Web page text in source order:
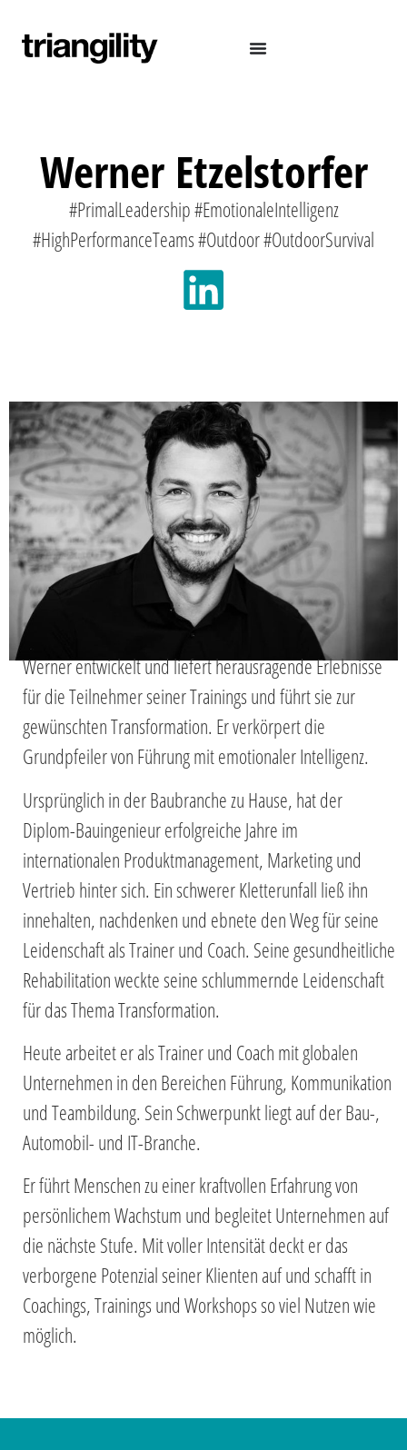
Werner Etzelstorfer
#PrimalLeadership #EmotionaleIntelligenz
#HighPerformanceTeams #Outdoor #OutdoorSurvival
Werner entwickelt und liefert herausragende Erlebnisse
für die Teilnehmer seiner Trainings und führt sie zur
gewünschten Transformation. Er verkörpert die
Grundpfeiler von Führung mit emotionaler Intelligenz.
Ursprünglich in der Baubranche zu Hause, hat der
Diplom-Bauingenieur erfolgreiche Jahre im
internationalen Produktmanagement, Marketing und
Vertrieb hinter sich. Ein schwerer Kletterunfall ließ ihn
innehalten, nachdenken und ebnete den Weg für seine
Leidenschaft als Trainer und Coach. Seine gesundheitliche
Rehabilitation weckte seine schlummernde Leidenschaft
für das Thema Transformation.
Heute arbeitet er als Trainer und Coach mit globalen
Unternehmen in den Bereichen Führung, Kommunikation
und Teambildung. Sein Schwerpunkt liegt auf der Bau-,
Automobil- und IT-Branche.
Er führt Menschen zu einer kraftvollen Erfahrung von
persönlichem Wachstum und begleitet Unternehmen auf
die nächste Stufe. Mit voller Intensität deckt er das
verborgene Potenzial seiner Klienten auf und schafft in
Coachings, Trainings und Workshops so viel Nutzen wie
möglich.